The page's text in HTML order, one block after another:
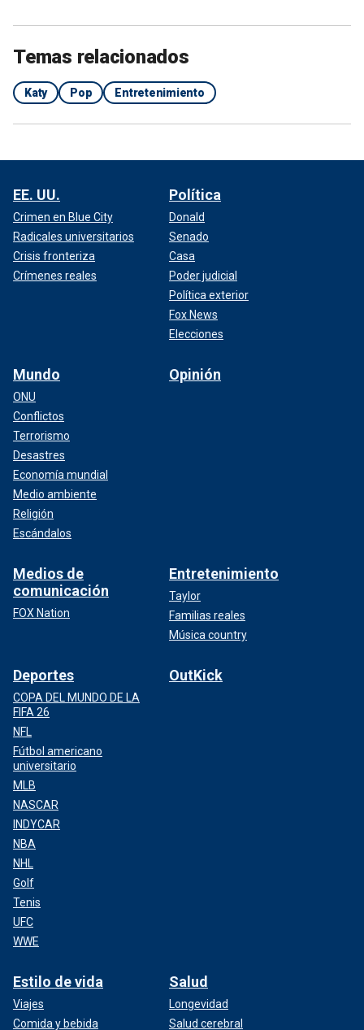
Temas relacionados
Katy Pop Entretenimiento
EE. UU.
Crimen en Blue City
Radicales universitarios
Crisis fronteriza
Crímenes reales
Política
Donald
Senado
Casa
Poder judicial
Política exterior
Fox News
Elecciones
Mundo
ONU
Conflictos
Terrorismo
Desastres
Economía mundial
Medio ambiente
Religión
Escándalos
Opinión
Medios de
comunicación
FOX Nation
Entretenimiento
Taylor
Familias reales
Música country
Deportes
COPA DEL MUNDO DE LA
FIFA 26
NFL
Fútbol americano
universitario
MLB
NASCAR
INDYCAR
NBA
NHL
Golf
Tenis
UFC
WWE
OutKick
Estilo de vida
Viajes
Comida y bebida
Salud
Longevidad
Salud cerebral